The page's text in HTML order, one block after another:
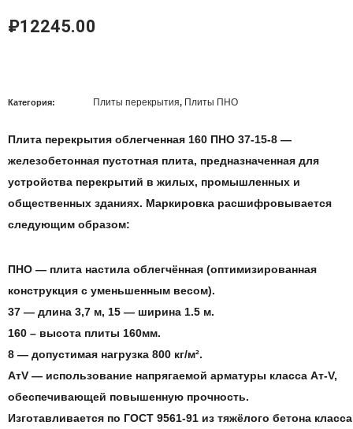
₽12245.00
Категория: Плиты перекрытия, Плиты ПНО
Плита перекрытия облегченная 160 ПНО 37-15-8 —
железобетонная пустотная плита, предназначенная для
устройства перекрытий в жилых, промышленных и
общественных зданиях. Маркировка расшифровывается
следующим образом:
ПНО — плита настила облегчённая (оптимизированная
конструкция с уменьшенным весом).
37 — длина 3,7 м, 15 — ширина 1.5 м.
160 – высота плиты 160мм.
8 — допустимая нагрузка 800 кг/м².
АтV — использование напрягаемой арматуры класса Ат-V,
обеспечивающей повышенную прочность.
Изготавливается по ГОСТ 9561-91 из тяжёлого бетона класса